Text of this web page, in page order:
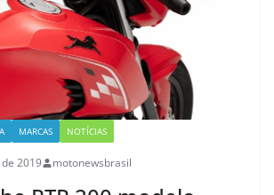
MARCAS NOTÍCIAS
2019 motonewsbrasil